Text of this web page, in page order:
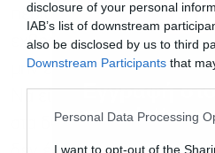
disclosure of your personal
IAB’s list of downstream
also be disclosed by us to third
Downstream Participants that
Personal Data Processing
I want to opt-out of the
περισσότερο την
εχθροπάθεια. Υποχρέωσή
μην επιτρέψουμε, το έργο
στα δύσκολα. Χαρίζουμε
Εγγραφή
newsletter